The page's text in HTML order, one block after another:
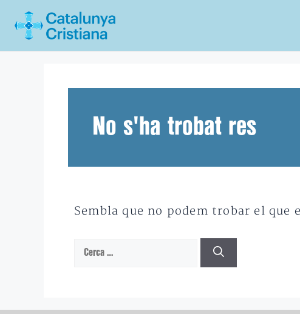
No s'ha trobat res
Sembla que no podem trobar el que
Cerca: